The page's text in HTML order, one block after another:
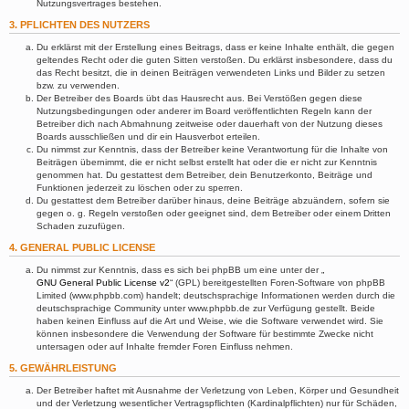
Nutzungsvertrages bestehen.
3. PFLICHTEN DES NUTZERS
Du erklärst mit der Erstellung eines Beitrags, dass er keine Inhalte enthält, die gegen
geltendes Recht oder die guten Sitten verstoßen. Du erklärst insbesondere, dass du
das Recht besitzt, die in deinen Beiträgen verwendeten Links und Bilder zu setzen
bzw. zu verwenden.
Der Betreiber des Boards übt das Hausrecht aus. Bei Verstößen gegen diese
Nutzungsbedingungen oder anderer im Board veröffentlichten Regeln kann der
Betreiber dich nach Abmahnung zeitweise oder dauerhaft von der Nutzung dieses
Boards ausschließen und dir ein Hausverbot erteilen.
Du nimmst zur Kenntnis, dass der Betreiber keine Verantwortung für die Inhalte von
Beiträgen übernimmt, die er nicht selbst erstellt hat oder die er nicht zur Kenntnis
genommen hat. Du gestattest dem Betreiber, dein Benutzerkonto, Beiträge und
Funktionen jederzeit zu löschen oder zu sperren.
Du gestattest dem Betreiber darüber hinaus, deine Beiträge abzuändern, sofern sie
gegen o. g. Regeln verstoßen oder geeignet sind, dem Betreiber oder einem Dritten
Schaden zuzufügen.
4. GENERAL PUBLIC LICENSE
Du nimmst zur Kenntnis, dass es sich bei phpBB um eine unter der „
GNU General Public License v2“ (GPL) bereitgestellten Foren-Software von phpBB
Limited (www.phpbb.com) handelt; deutschsprachige Informationen werden durch die
deutschsprachige Community unter www.phpbb.de zur Verfügung gestellt. Beide
haben keinen Einfluss auf die Art und Weise, wie die Software verwendet wird. Sie
können insbesondere die Verwendung der Software für bestimmte Zwecke nicht
untersagen oder auf Inhalte fremder Foren Einfluss nehmen.
5. GEWÄHRLEISTUNG
Der Betreiber haftet mit Ausnahme der Verletzung von Leben, Körper und Gesundheit
und der Verletzung wesentlicher Vertragspflichten (Kardinalpflichten) nur für Schäden,